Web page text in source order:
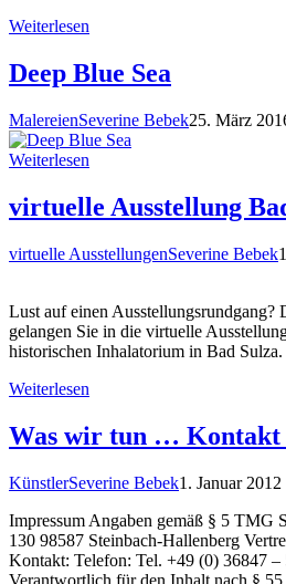
Weiterlesen
Deep Blue Sea
MalereienSeverine Bebek25. März
Weiterlesen
virtuelle Ausstellung
virtuelle AusstellungenSeverine Bebek
Lust auf einen
gelangen Sie in die virtuelle
historischen Inhalatorium in Bad
Weiterlesen
Was wir tun … Kontakt
KünstlerSeverine Bebek1. Januar 2012
Impressum Angaben gemäß § 5 TMG
130 98587 Steinbach-Hallenberg
Kontakt: Telefon: Tel. +49 (0) 36847
Verantwortlich für den Inhalt nach §